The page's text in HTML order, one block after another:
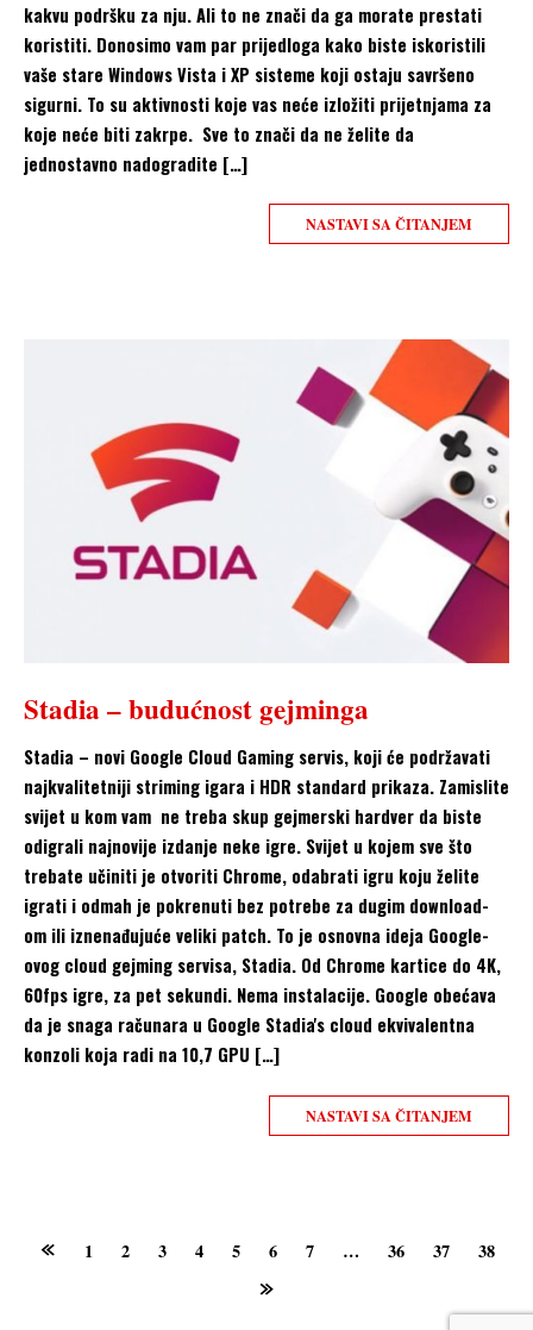
kakvu podršku za nju. Ali to ne znači da ga morate prestati
koristiti. Donosimo vam par prijedloga kako biste iskoristili
vaše stare Windows Vista i XP sisteme koji ostaju savršeno
sigurni. To su aktivnosti koje vas neće izložiti prijetnjama za
koje neće biti zakrpe. Sve to znači da ne želite da
jednostavno nadogradite […]
NASTAVI SA ČITANJEM
Stadia – budućnost gejminga
Stadia – novi Google Cloud Gaming servis, koji će podržavati
najkvalitetniji striming igara i HDR standard prikaza. Zamislite
svijet u kom vam ne treba skup gejmerski hardver da biste
odigrali najnovije izdanje neke igre. Svijet u kojem sve što
trebate učiniti je otvoriti Chrome, odabrati igru koju želite
igrati i odmah je pokrenuti bez potrebe za dugim download-
om ili iznenađujuće veliki patch. To je osnovna ideja Google-
ovog cloud gejming servisa, Stadia. Od Chrome kartice do 4K,
60fps igre, za pet sekundi. Nema instalacije. Google obećava
da je snaga računara u Google Stadia's cloud ekvivalentna
konzoli koja radi na 10,7 GPU […]
NASTAVI SA ČITANJEM
Posts1 2 3 4 5 6 7 … 36 37 38